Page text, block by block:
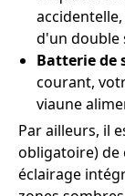
d'un double
Batterie de
courant,
viaune
Par ailleurs, il
obligatoire) de
éclairage